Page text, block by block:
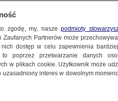
zgodę, my, naszepodmioty
Zaufanych Partnerów może
dostęp w celu zapewnienia
poprzez przetwarzanie danych
w plikach cookie. Użytkownik może
interes w dowolnym